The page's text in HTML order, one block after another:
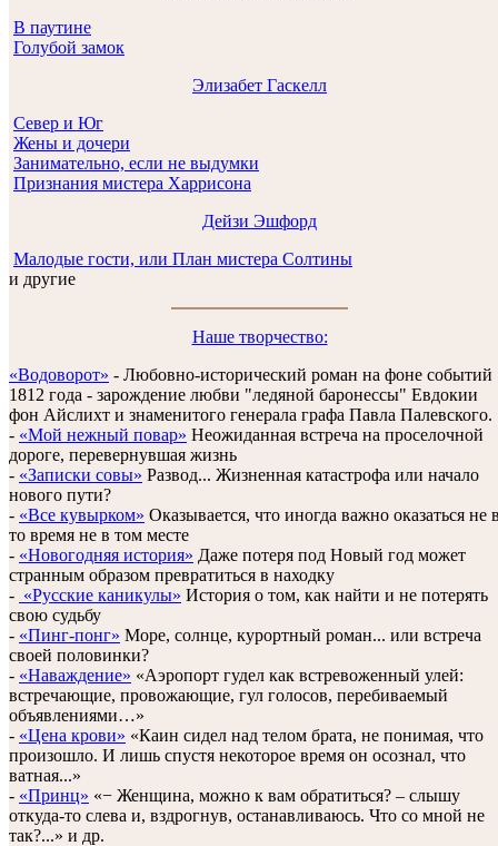
В паутине
Голубой замок
Элизабет Гаскелл
Север и Юг
Жены и дочери
Занимательно, если не выдумки
Признания мистера Харрисона
Дейзи Эшфорд
Малодые гости, или План мистера Солтины
и другие
Наше творчество:
«Водоворот» - Любовно-исторический роман на фоне событий
1812 года - зарождение любви "ледяной баронессы" Евдокии
фон Айслихт и знаменитого генерала графа Павла Палевского.
- «Мой нежный повар» Неожиданная встреча на проселочной
дороге, перевернувшая жизнь
- «Записки совы» Развод... Жизненная катастрофа или начало
нового пути?
- «Все кувырком» Оказывается, что иногда важно оказаться не
то время не в том месте
- «Новогодняя история» Даже потеря под Новый год может
странным образом превратиться в находку
- «Русские каникулы» История о том, как найти и не потерять
свою судьбу
- «Пинг-понг» Море, солнце, курортный роман... или встреча
своей половинки?
- «Наваждение» «Аэропорт гудел как встревоженный улей:
встречающие, провожающие, гул голосов, перебиваемый
объявлениями…»
- «Цена крови» «Каин сидел над телом брата, не понимая, что
произошло. И лишь спустя некоторое время он осознал, что
ватная...»
- «Принц» «− Женщина, можно к вам обратиться? – слышу
откуда-то слева и, вздрогнув, останавливаюсь. Что со мной не
так?...» и др.